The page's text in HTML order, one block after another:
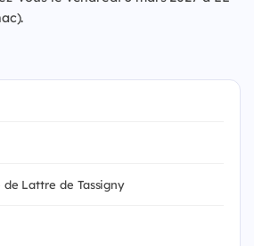
de Lattre de Tassigny